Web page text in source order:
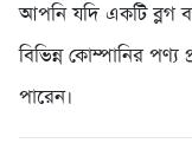
আপনি যদি একটি ব্লগ
বিভিন্ন কোম্পানির
পারেন।